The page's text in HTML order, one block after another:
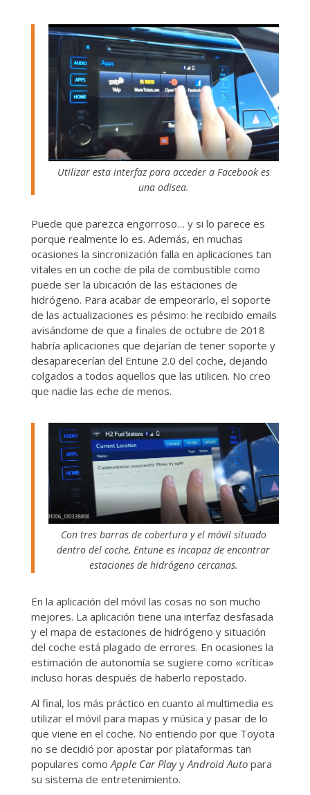
Utilizar esta interfaz para acceder a Facebook es
una odisea.
Puede que parezca engorroso… y si lo parece es
porque realmente lo es. Además, en muchas
ocasiones la sincronización falla en aplicaciones tan
vitales en un coche de pila de combustible como
puede ser la ubicación de las estaciones de
hidrógeno. Para acabar de empeorarlo, el soporte
de las actualizaciones es pésimo: he recibido emails
avisándome de que a finales de octubre de 2018
habría aplicaciones que dejarían de tener soporte y
desaparecerían del Entune 2.0 del coche, dejando
colgados a todos aquellos que las utilicen. No creo
que nadie las eche de menos.
Con tres barras de cobertura y el móvil situado
dentro del coche, Entune es incapaz de encontrar
estaciones de hidrógeno cercanas.
En la aplicación del móvil las cosas no son mucho
mejores. La aplicación tiene una interfaz desfasada
y el mapa de estaciones de hidrógeno y situación
del coche está plagado de errores. En ocasiones la
estimación de autonomía se sugiere como «crítica»
incluso horas después de haberlo repostado.
Al final, los más práctico en cuanto al multimedia es
utilizar el móvil para mapas y música y pasar de lo
que viene en el coche. No entiendo por que Toyota
no se decidió por apostar por plataformas tan
populares comoApple Car PlayyAndroid Autopara
su sistema de entretenimiento.